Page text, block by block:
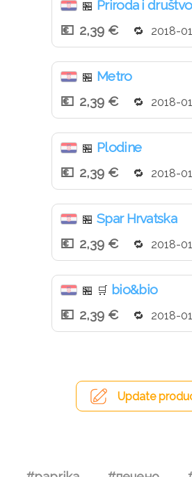
🏪 Priroda i društvo
2,39 €
2018-
🏪 Metro
2,39 €
2018-
🏪 Plodine
2,39 €
2018-
🏪 Spar Hrvatska
2,39 €
2018-
🏪 🛒 bio&bio
2,39 €
2018-
Update